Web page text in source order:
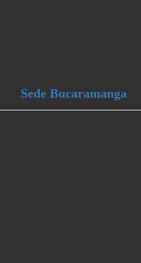
Sede Bucaramanga